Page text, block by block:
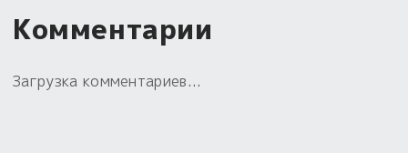
Комментарии
Загрузка комментариев...